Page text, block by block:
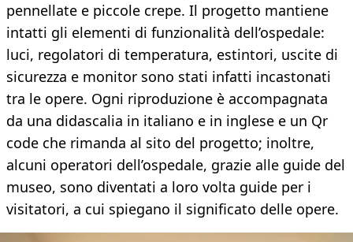
pennellate e piccole crepe. Il progetto mantiene
intatti gli elementi di funzionalità dell’ospedale:
luci, regolatori di temperatura, estintori, uscite di
sicurezza e monitor sono stati infatti incastonati
tra le opere. Ogni riproduzione è accompagnata
da una didascalia in italiano e in inglese e un Qr
code che rimanda al sito del progetto; inoltre,
alcuni operatori dell’ospedale, grazie alle guide del
museo, sono diventati a loro volta guide per i
visitatori, a cui spiegano il significato delle opere.